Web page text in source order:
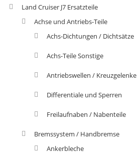
Land Cruiser J7 Ersatzteile
Achse und Antriebs-Teile
Achs-Dichtungen / Dichtsätze
Achs-Teile Sonstige
Antriebswellen / Kreuzgelenke
Differentiale und Sperren
Freilaufnaben / Nabenteile
Bremssystem / Handbremse
Ankerbleche